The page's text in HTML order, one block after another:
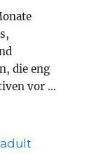
die eng
vor …
adult